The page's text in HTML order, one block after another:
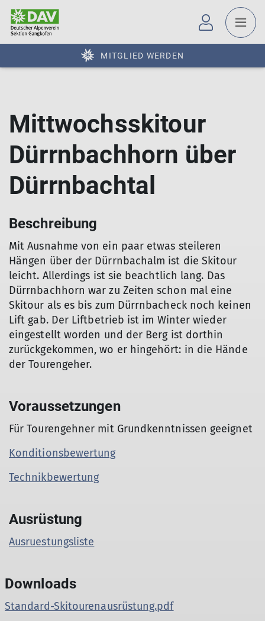
MITGLIED WERDEN
Mittwochsskitour
Dürrnbachhorn über
Dürrnbachtal
Beschreibung
Mit Ausnahme von ein paar etwas steileren
Hängen über der Dürrnbachalm ist die Skitour
leicht. Allerdings ist sie beachtlich lang. Das
Dürrnbachhorn war zu Zeiten schon mal eine
Skitour als es bis zum Dürrnbacheck noch keinen
Lift gab. Der Liftbetrieb ist im Winter wieder
eingestellt worden und der Berg ist dorthin
zurückgekommen, wo er hingehört: in die Hände
der Tourengeher.
Voraussetzungen
Für Tourengehner mit Grundkenntnissen geeignet
Konditionsbewertung
Technikbewertung
Ausrüstung
Ausruestungsliste
Downloads
Standard-Skitourenausrüstung.pdf